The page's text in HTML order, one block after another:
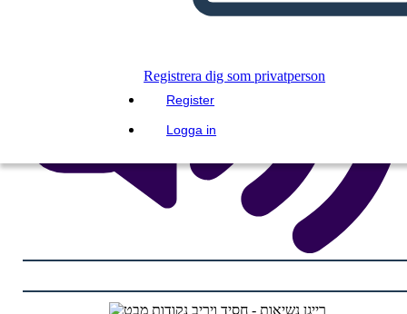
Registrera dig som privatperson
Register
Logga in